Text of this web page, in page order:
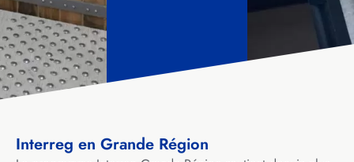
Interreg en Grande Région